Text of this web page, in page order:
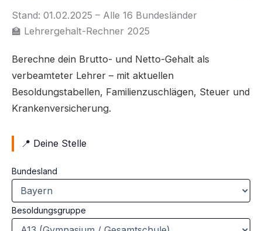
Stand: 01.02.2025 – Alle 16 Bundesländer
🏫 Lehrergehalt-Rechner 2025
Berechne dein Brutto- und Netto-Gehalt als
verbeamteter Lehrer – mit aktuellen
Besoldungstabellen, Familienzuschlägen, Steuer und
Krankenversicherung.
📍 Deine Stelle
Bundesland
Besoldungsgruppe